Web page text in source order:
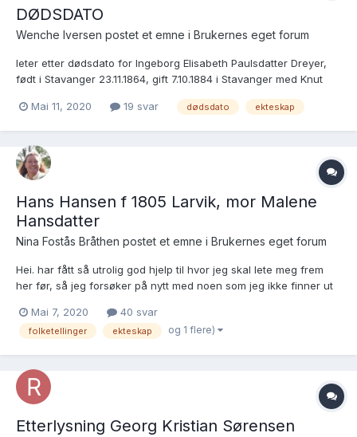
DØDSDATO
Wenche Iversen postet et emne i Brukernes eget forum
leter etter dødsdato for Ingeborg Elisabeth Paulsdatter Dreyer,
født i Stavanger 23.11.1864, gift 7.10.1884 i Stavanger med Knut
Stavanger, står hun oppført i kirkeboka som hustru, betyr det at
Mai 11, 2020 19 svar dødsdato ekteskap
Hans Hansen f 1805 Larvik, mor Malene
Hansdatter
Nina Fostås Bråthen postet et emne i Brukernes eget forum
Hei. har fått så utrolig god hjelp til hvor jeg skal lete meg frem
her før, så jeg forsøker på nytt med noen som jeg ikke finner ut
1805, som ble døpt i Larvik 1 nov. Fikk super hjelp til å tolke det
som står der. http...
Mai 7, 2020 40 svar
folketellinger ekteskap og 1 flere)
Etterlysning Georg Kristian Sørensen